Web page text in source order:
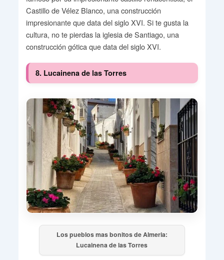
Castillo de Vélez Blanco, una construcción
impresionante que data del siglo XVI. Si te gusta la
cultura, no te pierdas la iglesia de Santiago, una
construcción gótica que data del siglo XVI.
8. Lucainena de las Torres
Los pueblos mas bonitos de Almeria:
Lucainena de las Torres